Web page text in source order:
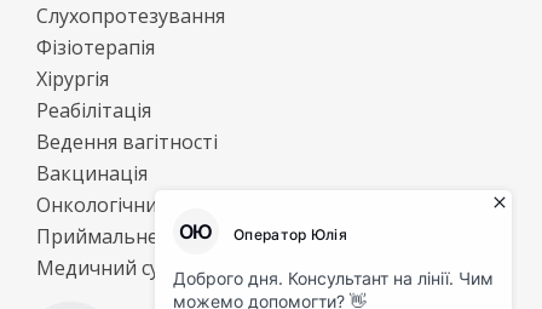
Слухопротезування
Фізіотерапія
Хірургія
Реабілітація
Ведення вагітності
Вакцинація
Онкологічний центр
Приймальне відділення
Медичний супровід спеціалізованої бригади